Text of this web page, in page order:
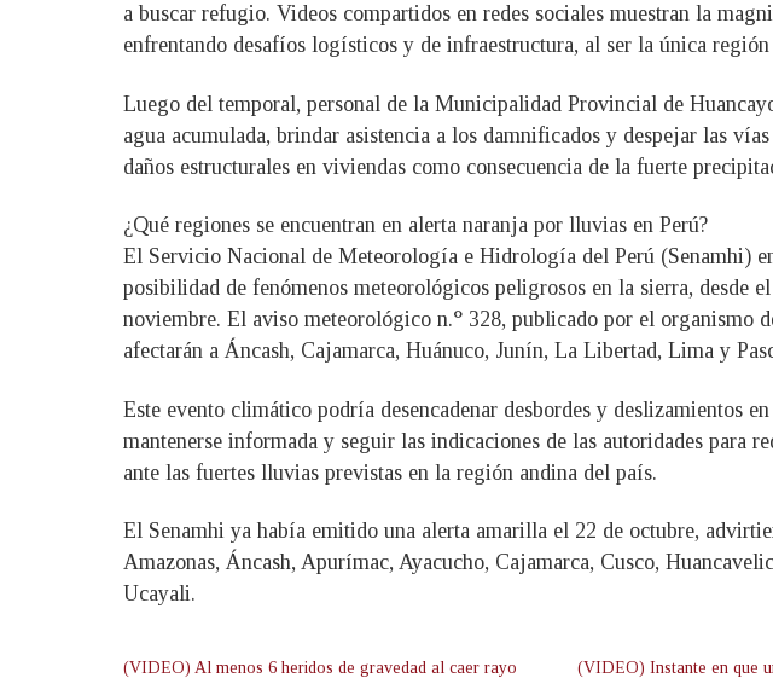
a buscar refugio. Videos compartidos en redes sociales muestran la
enfrentando desafíos logísticos y de infraestructura, al ser la única
Luego del temporal, personal de la Municipalidad Provincial de
agua acumulada, brindar asistencia a los damnificados y despejar las
daños estructurales en viviendas como consecuencia de la fuerte
¿Qué regiones se encuentran en alerta naranja por lluvias en Perú?
El Servicio Nacional de Meteorología e Hidrología del Perú (Senamhi)
posibilidad de fenómenos meteorológicos peligrosos en la sierra, desde
noviembre. El aviso meteorológico n.° 328, publicado por el organismo
afectarán a Áncash, Cajamarca, Huánuco, Junín, La Libertad, Lima y
Este evento climático podría desencadenar desbordes y deslizamientos
mantenerse informada y seguir las indicaciones de las autoridades para
ante las fuertes lluvias previstas en la región andina del país.
El Senamhi ya había emitido una alerta amarilla el 22 de octubre,
Amazonas, Áncash, Apurímac, Ayacucho, Cajamarca, Cusco,
Ucayali.
(VIDEO) Al menos 6 heridos de gravedad al caer rayo
(VIDEO) Instante en que